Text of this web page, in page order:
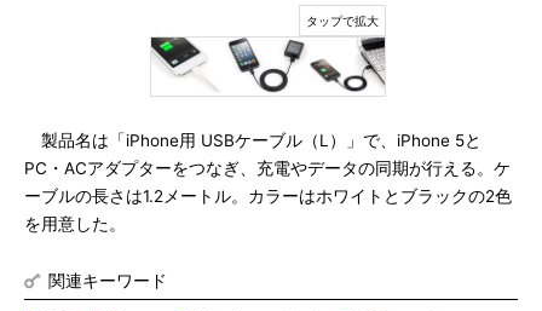
製品名は「iPhone用 USBケーブル（L）」で、iPhone 5と
PC・ACアダプターをつなぎ、充電やデータの同期が行える。ケ
ーブルの長さは1.2メートル。カラーはホワイトとブラックの2色
を用意した。
関連キーワード